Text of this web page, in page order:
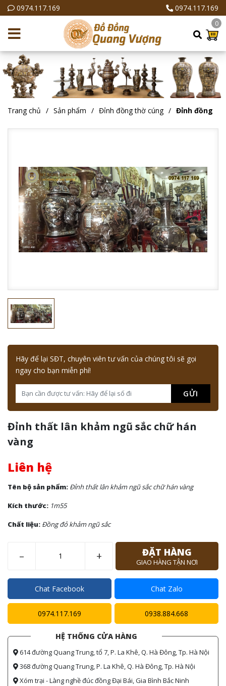
0974.117.169 0974.117.169
0
Trang chủ Sản phẩm Đỉnh đồng thờ cúng Đỉnh đồng
Hãy để lại SĐT, chuyên viên tư vấn của chúng tôi sẽ gọi
ngay cho bạn miễn phí!
GỬI
Đỉnh thất lân khảm ngũ sắc chữ hán
vàng
Liên hệ
Tên bộ sản phẩm: Đỉnh thất lân khảm ngũ sắc chữ hán vàng
Kích thước: 1m55
Chất liệu: Đồng đỏ khảm ngũ sắc
– + ĐẶT HÀNG
GIAO HÀNG TẬN NƠI
Chat Facebook Chat Zalo
0974.117.169 0938.884.668
HỆ THỐNG CỬA HÀNG
614 đường Quang Trung, tổ 7, P. La Khê, Q. Hà Đông, Tp. Hà Nội
368 đường Quang Trung, P. La Khê, Q. Hà Đông, Tp. Hà Nội
Xóm trại - Làng nghề đúc đồng Đại Bái, Gia Bình Bắc Ninh